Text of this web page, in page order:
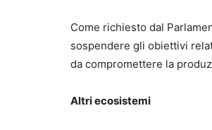
Come richiesto dal
sospendere gli obiettivi
da compromettere la
Altri ecosistemi